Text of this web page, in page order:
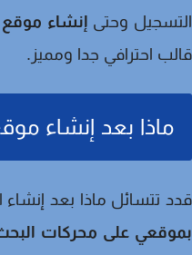
وحتىإنشاء موقع
احترافي جدا ومميز.
ماذا بعد إنشاء
تتسائل ماذا بعد إنشاء
على محركات البحث